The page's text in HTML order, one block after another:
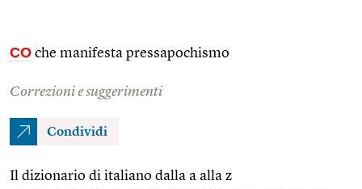
CO che manifesta pressapochismo
Correzioni e suggerimenti
Condividi
Il dizionario di italiano dalla a alla z